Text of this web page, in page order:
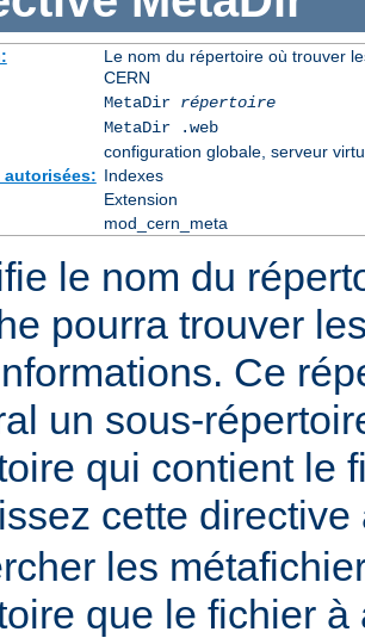
Le nom du répertoire où trouver
CERN
MetaDir répertoire
MetaDir .web
configuration globale, serveur
autorisées: Indexes
Extension
mod_cern_meta
le nom du
pourra trouver
Ce
un sous-
qui contient le
cette directive
les
que le fichier à